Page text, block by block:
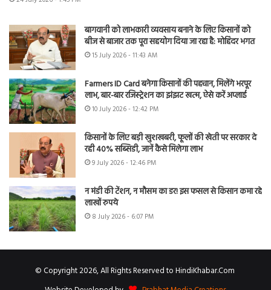
बागवानी को लाभकारी व्यवसाय बनाने के लिए किसानों को
बीज से बाजार तक पूरा सहयोग दिया जा रहा है: मोहिंदर भगत
15 July 2026 - 11:43 AM
Farmers ID Card बनेगा किसानों की पहचान, मिलेंगे भरपूर
लाभ, बार-बार रजिस्ट्रेशन का झंझट खत्म, ऐसे करें अप्लाई
10 July 2026 - 12:42 PM
किसानों के लिए बड़ी खुशखबरी, फूलों की खेती पर सरकार दे
रही 40% सब्सिडी, जानें कैसे मिलेगा लाभ
9 July 2026 - 12:46 PM
न मंडी की टेंशन, न मौसम का डर! इस फसल से किसान कमा रहे
लाखों रुपये
8 July 2026 - 6:07 PM
© Copyright 2026, All Rights Reserved to HindiKhabar.Com